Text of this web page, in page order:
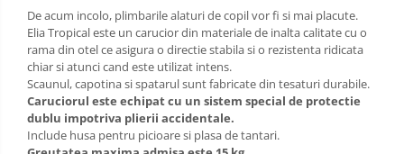
Saltele de infasat
De acum incolo, plimbarile alaturi de copil vor fi si mai placute.
Elia Tropical este un carucior din materiale de inalta calitate cu o
rama din otel ce asigura o directie stabila si o rezistenta ridicata
chiar si atunci cand este utilizat intens.
Scaunul, capotina si spatarul sunt fabricate din tesaturi durabile.
Caruciorul este echipat cu un sistem special de protectie
dublu impotriva plierii accidentale.
Include husa pentru picioare si plasa de tantari.